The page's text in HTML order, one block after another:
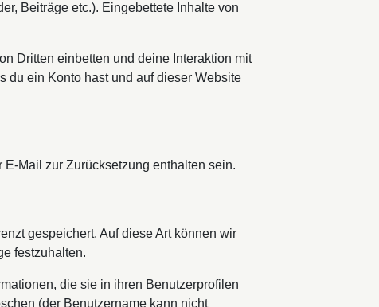
Beiträge etc.). Eingebettete Inhalte von
Dritten einbetten und deine Interaktion mit
du ein Konto hast und auf dieser Website
Mail zur Zurücksetzung enthalten sein.
gespeichert. Auf diese Art können wir
festzuhalten.
die sie in ihren Benutzerprofilen
(der Benutzername kann nicht